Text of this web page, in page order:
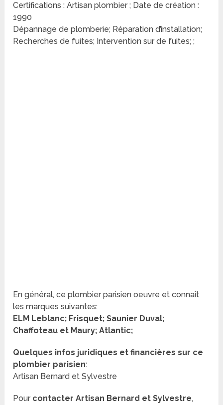
Certifications : Artisan plombier ; Date de création :
1990
Dépannage de plomberie; Réparation d’installation;
Recherches de fuites; Intervention sur de fuites; ;
En général, ce plombier parisien oeuvre et connait
les marques suivantes:
ELM Leblanc; Frisquet; Saunier Duval;
Chaffoteau et Maury; Atlantic;
Quelques infos juridiques et financières sur ce
plombier parisien:
Artisan Bernard et Sylvestre
Pour contacter Artisan Bernard et Sylvestre,